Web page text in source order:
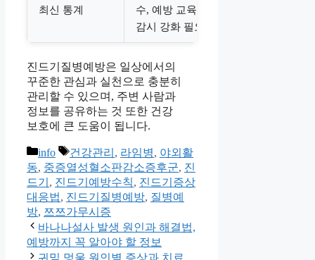
최신 통계
수, 예방 교육과
감시 강화 필요
진드기질병예방은 일상에서의
꾸준한 관심과 실천으로 충분히
관리할 수 있으며, 주변 사람과
정보를 공유하는 것 또한 건강
보호에 큰 도움이 됩니다.
카
테
고
리
info
태
그
건강관리 , 라임병, 야외활
동, 중증열성혈소판감소증후군, 진
드기 , 진드기예방수칙, 진드기증상
대응법, 진드기질병예방, 질병예
방, 쯔쯔가무시증
바나나설사 발생 원인과 해결법,
예방까지 꼭 알아야 할 정보
귀밑 멍울 원인별 증상과 치료